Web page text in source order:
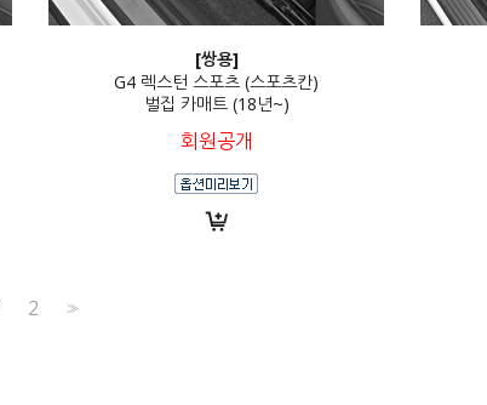
[쌍용]
G4 렉스턴 스포츠 (스포츠칸)
벌집 카매트 (18년~)
회원공개
2 >>